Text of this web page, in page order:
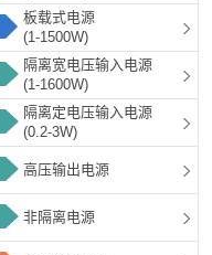
板载式电源
(1-1500W)
隔离宽电压输入电源
(1-1600W)
隔离定电压输入电源
(0.2-3W)
高压输出电源
非隔离电源